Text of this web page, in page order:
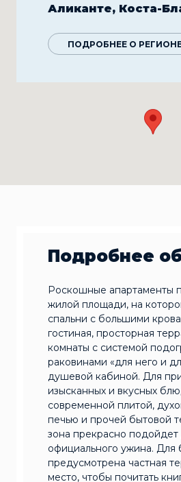
Аликанте, Коста-
ПОДРОБНЕЕ О
Подробнее
Роскошные апартаменты
жилой площади, на
спальни с большими
гостиная, просторная
комнаты с системой
раковинами «для него и
душевой кабиной. Для
изысканных и вкусных
современной плитой,
печью и прочей бытовой
зона прекрасно
официального ужина. Для
предусмотрена частная
место, чтобы почитать